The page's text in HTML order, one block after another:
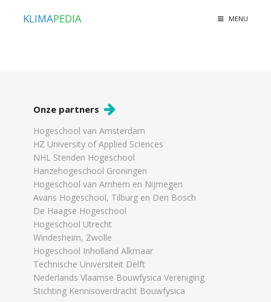
KLIMAPEDIA MENU
Onze partners
Hogeschool van Amsterdam
HZ University of Applied Sciences
NHL Stenden Hogeschool
Hanzehogeschool Groningen
Hogeschool van Arnhem en Nijmegen
Avans Hogeschool, Tilburg en Den Bosch
De Haagse Hogeschool
Hogeschool Utrecht
Windesheim, Zwolle
Hogeschool Inholland Alkmaar
Technische Universiteit Delft
Nederlands Vlaamse Bouwfysica Vereniging
Stichting Kennisoverdracht Bouwfysica